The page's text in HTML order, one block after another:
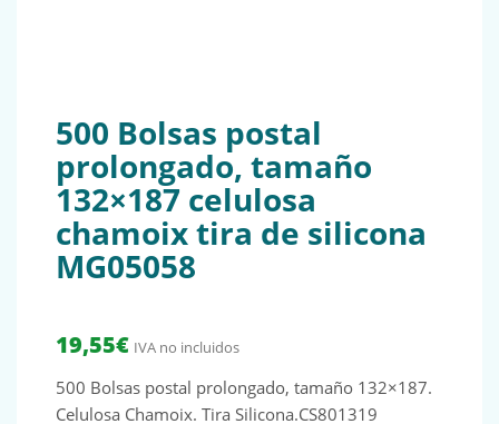
500 Bolsas postal
prolongado, tamaño
132×187 celulosa
chamoix tira de silicona
MG05058
19,55€ IVA no incluidos
500 Bolsas postal prolongado, tamaño 132×187.
Celulosa Chamoix. Tira Silicona.CS801319